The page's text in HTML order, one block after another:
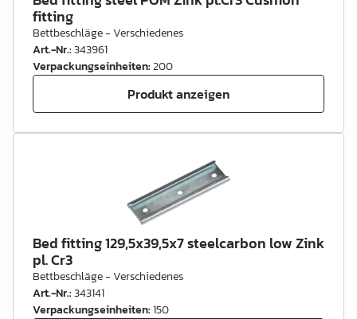
fitting
Bettbeschläge - Verschiedenes
Art.-Nr.:343961
Verpackungseinheiten:200
Produkt anzeigen
Bed fitting 129,5x39,5x7 steelcarbon low Zink
pl. Cr3
Bettbeschläge - Verschiedenes
Art.-Nr.:343141
Verpackungseinheiten:150